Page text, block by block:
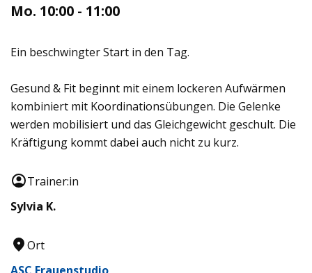
Mo. 10:00 - 11:00
Ein beschwingter Start in den Tag.
Gesund & Fit beginnt mit einem lockeren Aufwärmen
kombiniert mit Koordinationsübungen. Die Gelenke
werden mobilisiert und das Gleichgewicht geschult. Die
Kräftigung kommt dabei auch nicht zu kurz.
Trainer:in
Sylvia K.
Ort